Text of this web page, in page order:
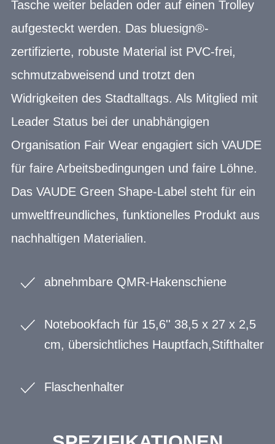
Tasche weiter beladen oder auf einen Trolley
aufgesteckt werden. Das bluesign®-
zertifizierte, robuste Material ist PVC-frei,
schmutzabweisend und trotzt den
Widrigkeiten des Stadtalltags. Als Mitglied mit
Leader Status bei der unabhängigen
Organisation Fair Wear engagiert sich VAUDE
für faire Arbeitsbedingungen und faire Löhne.
Das VAUDE Green Shape-Label steht für ein
umweltfreundliches, funktionelles Produkt aus
nachhaltigen Materialien.
abnehmbare QMR-Hakenschiene
Notebookfach für 15,6'' 38,5 x 27 x 2,5
cm, übersichtliches Hauptfach,Stifthalter
Flaschenhalter